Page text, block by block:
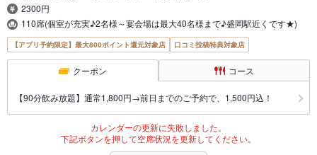
2300円
110席(個室が充実♪2名様～宴会場は最大40名様まで♪盛岡駅近くです★)
【アプリ予約限定】最大800ポイント還元対象店 口コミ投稿特典対象店
クーポン コース
【90分飲み放題】通常1,800円→前日までのご予約で、1,500円込！
カレンダーの更新に失敗しました。
下記ボタンを押して空席状況を更新してください。